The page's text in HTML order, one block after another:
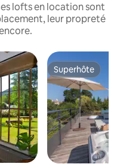
lofts en location sont
leur propreté
appréciés Superhôte
Superhôte